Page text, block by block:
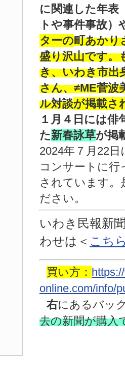
に関連した年表
トや事件事故）
ターの町あかり
盛り沢山です。
き、いわき市出
さん、≠ME菅波
ル対談が掲載さ
１月４日には俳
た新春詠草が掲
2024年７月22
コンサートに行
されています。
ださい。
いわき民報新
わせは ＜ こち
買い方：
online.com/info/
右にあるバッ
去の新聞が購入